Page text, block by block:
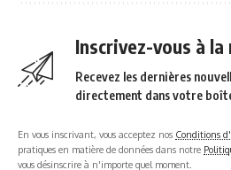
Inscrivez-vous à
Recevez les dernières
directement dans votre
En vous inscrivant, vous acceptez nos Conditions
pratiques en matière de données dans notre
vous désinscrire à n'importe quel moment.